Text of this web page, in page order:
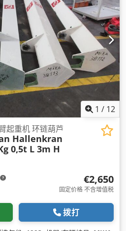
1 / 12
起重机 环链葫芦
Hallenkran
0,5t L 3m H
€2,650
固定价格 不含增值税
拨打